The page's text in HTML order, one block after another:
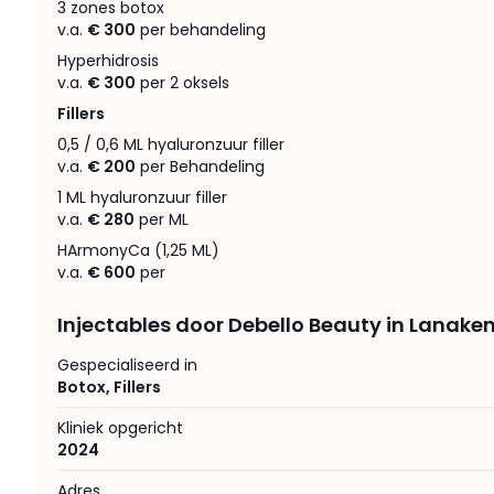
3 zones botox
v.a. € 300 per behandeling
Hyperhidrosis
v.a. € 300 per 2 oksels
Fillers
0,5 / 0,6 ML hyaluronzuur filler
v.a. € 200 per Behandeling
1 ML hyaluronzuur filler
v.a. € 280 per ML
HArmonyCa (1,25 ML)
v.a. € 600 per
Injectables door Debello Beauty in
Gespecialiseerd in
Botox, Fillers
Kliniek opgericht
2024